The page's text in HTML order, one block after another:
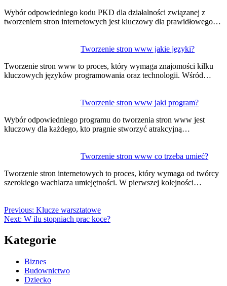
Wybór odpowiedniego kodu PKD dla działalności związanej z
tworzeniem stron internetowych jest kluczowy dla prawidłowego…
Tworzenie stron www jakie języki?
Tworzenie stron www to proces, który wymaga znajomości kilku
kluczowych języków programowania oraz technologii. Wśród…
Tworzenie stron www jaki program?
Wybór odpowiedniego programu do tworzenia stron www jest
kluczowy dla każdego, kto pragnie stworzyć atrakcyjną…
Tworzenie stron www co trzeba umieć?
Tworzenie stron internetowych to proces, który wymaga od twórcy
szerokiego wachlarza umiejętności. W pierwszej kolejności…
Previous: Klucze warsztatowe
Next: W ilu stopniach prac koce?
Kategorie
Biznes
Budownictwo
Dziecko